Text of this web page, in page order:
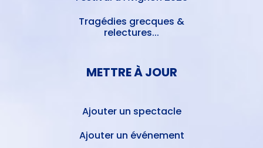
Tragédies grecques &
relectures...
METTRE À JOUR
Ajouter un spectacle
Ajouter un événement